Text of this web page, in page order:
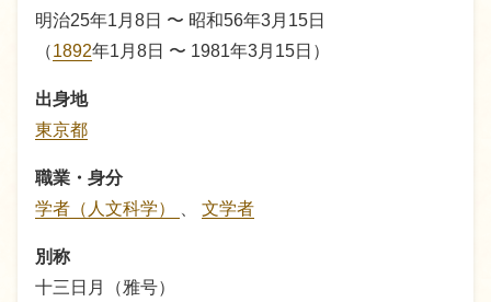
明治25年1月8日 〜 昭和56年3月15日
（1892年1月8日 〜 1981年3月15日）
出身地
東京都
職業・身分
学者（人文科学）
文学者
別称
十三日月（雅号）